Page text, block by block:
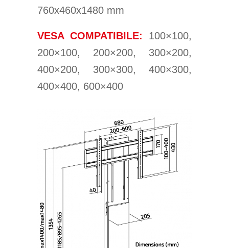
760x460x1480 mm
VESA COMPATIBILE: 100×100,
200×100, 200×200, 300×200,
400×200, 300×300, 400×300,
400×400, 600×400